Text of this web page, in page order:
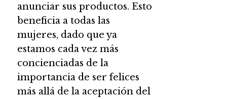
anunciar sus productos. Esto
beneficia a todas las
mujeres, dado que ya
estamos cada vez más
concienciadas de la
importancia de ser felices
más allá de la aceptación del